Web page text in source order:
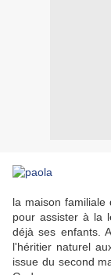
la maison
pour assister à la
déjà ses enfants.
l'héritier naturel
issue du second